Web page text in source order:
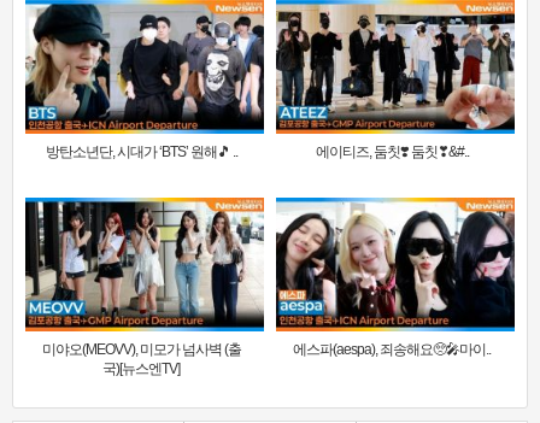
방탄소년단, 시대가 ‘BTS’ 원해🎵 .. 에이티즈, 둠칫❣️ 둠칫❣&#..
미야오(MEOVV), 미모가 넘사벽 (출
국)[뉴스엔TV]
에스파(aespa), 죄송해요🥺🎤마이..